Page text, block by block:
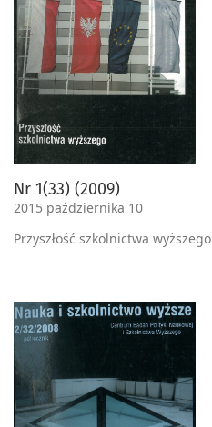
Nr 1(33) (2009)
2015 października 10
Przyszłość szkolnictwa wyższego